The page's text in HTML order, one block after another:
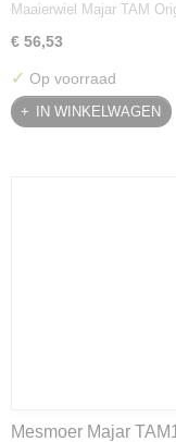
Maaierwiel Majar TAM
€ 56,53
✓ Op voorraad
IN WINKELWAGEN
Mesmoer Majar